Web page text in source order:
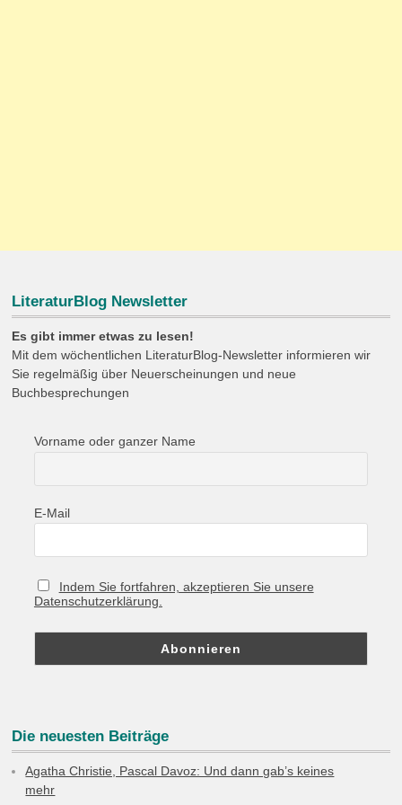
LiteraturBlog Newsletter
Es gibt immer etwas zu lesen!
Mit dem wöchentlichen LiteraturBlog-Newsletter informieren wir
Sie regelmäßig über Neuerscheinungen und neue
Buchbesprechungen
Vorname oder ganzer Name
E-Mail
Indem Sie fortfahren, akzeptieren Sie unsere
Datenschutzerklärung.
Die neuesten Beiträge
Agatha Christie, Pascal Davoz: Und dann gab’s keines
mehr